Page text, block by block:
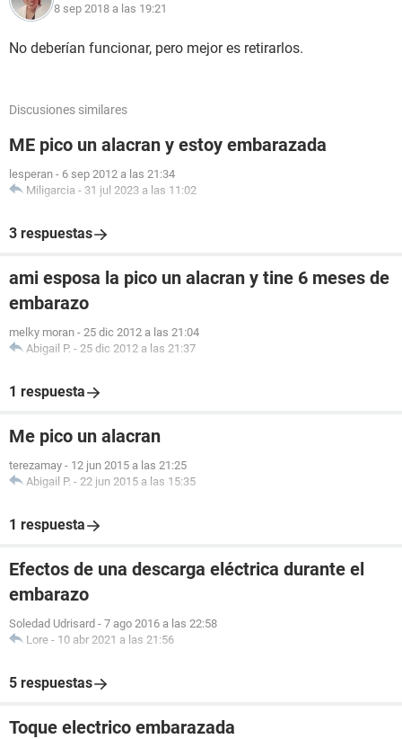
8 sep 2018 a las 19:21
No deberían funcionar, pero mejor es retirarlos.
Discusiones similares
ME pico un alacran y estoy embarazada
lesperan - 6 sep 2012 a las 21:34
Miligarcia - 31 jul 2023 a las 11:02
3 respuestas
ami esposa la pico un alacran y tine 6 meses de
embarazo
melky moran - 25 dic 2012 a las 21:04
Abigail P. - 25 dic 2012 a las 21:37
1 respuesta
Me pico un alacran
terezamay - 12 jun 2015 a las 21:25
Abigail P. - 22 jun 2015 a las 15:35
1 respuesta
Efectos de una descarga eléctrica durante el
embarazo
Soledad Udrisard - 7 ago 2016 a las 22:58
Lore - 10 abr 2021 a las 21:56
5 respuestas
Toque electrico embarazada